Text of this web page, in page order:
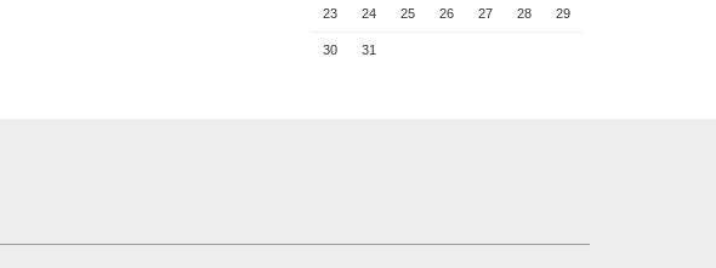
23 24 25 26 27 28 29
30 31